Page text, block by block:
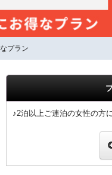
♪2泊以上ご連泊の女性の方
※滞在中の客室清掃なしの